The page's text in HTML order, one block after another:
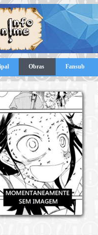
Obras Fansub